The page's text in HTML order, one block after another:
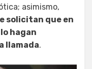
asimismo,
solicitan que en
hagan
llamada.